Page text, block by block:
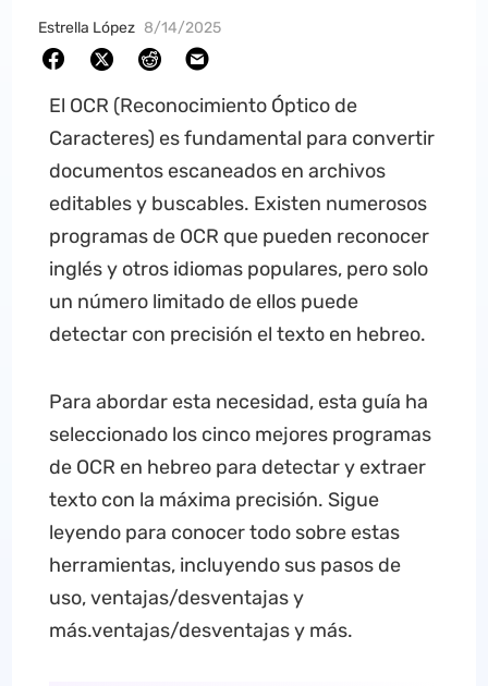
Estrella López 8/14/2025
El OCR (Reconocimiento Óptico de
Caracteres) es fundamental para convertir
documentos escaneados en archivos
editables y buscables. Existen numerosos
programas de OCR que pueden reconocer
inglés y otros idiomas populares, pero solo
un número limitado de ellos puede
detectar con precisión el texto en hebreo.
Para abordar esta necesidad, esta guía ha
seleccionado los cinco mejores programas
de OCR en hebreo para detectar y extraer
texto con la máxima precisión. Sigue
leyendo para conocer todo sobre estas
herramientas, incluyendo sus pasos de
uso, ventajas/desventajas y
más.ventajas/desventajas y más.